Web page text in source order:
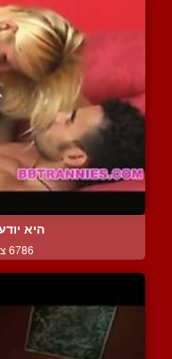
היא
6786 צפיות